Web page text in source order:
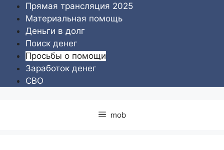
Перейти
содержимому
Прямая трансляция 2025
Материальная помощь
Деньги в долг
Поиск денег
Просьбы о помощи
Заработок денег
СВО
mob